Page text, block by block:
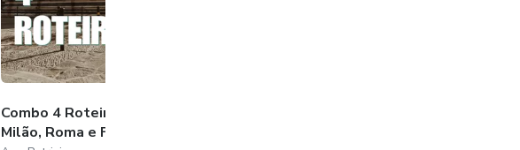
Combo 4 Roteiros: Veneza,
Milão, Roma e Florença